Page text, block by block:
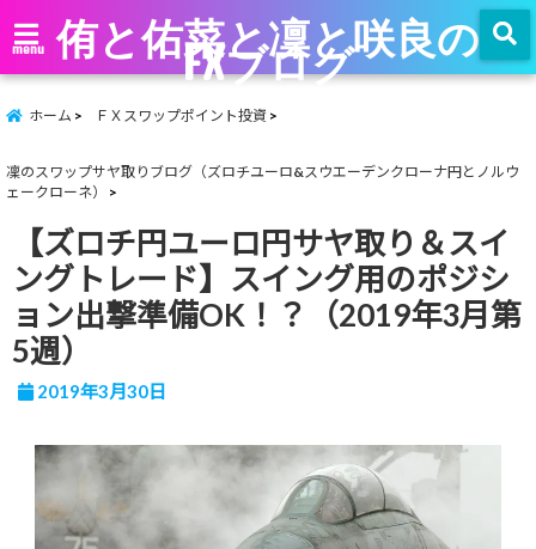
menu 侑と佑菜と凜と咲良の
FXブログ
ホーム ＦＸスワップポイント投資
凜のスワップサヤ取りブログ（ズロチユーロ&スウエーデンクローナ円とノルウ
ェークローネ）
【ズロチ円ユーロ円サヤ取り＆スイ
ングトレード】スイング用のポジシ
ョン出撃準備OK！？（2019年3月第
5週）
2019年3月30日